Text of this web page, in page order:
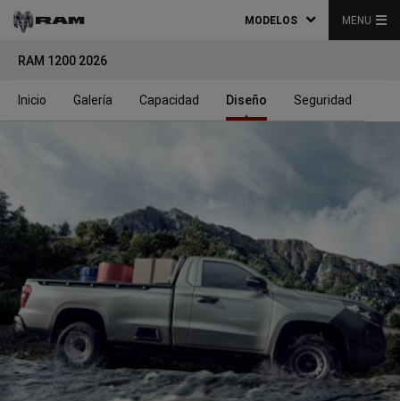
MODELOS MENU
RAM 1200 2026
Inicio Galería Capacidad Diseño Seguridad